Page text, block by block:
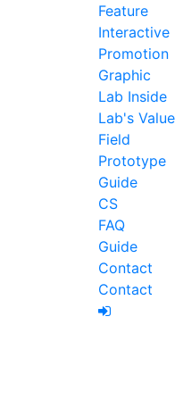
Feature
Interactive
Promotion
Graphic
Lab Inside
Lab's Value
Field
Prototype
Guide
CS
FAQ
Guide
Contact
Contact